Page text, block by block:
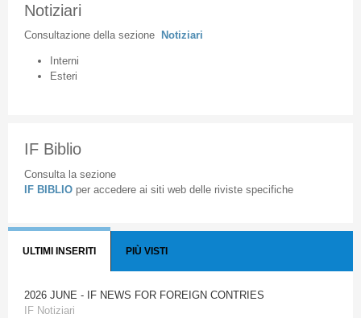
Notiziari
Consultazione della sezione Notiziari
Interni
Esteri
IF Biblio
Consulta la sezione
IF BIBLIO per accedere ai siti web delle riviste specifiche
ULTIMI INSERITI PIÙ VISTI
2026 JUNE - IF NEWS FOR FOREIGN CONTRIES
IF Notiziari